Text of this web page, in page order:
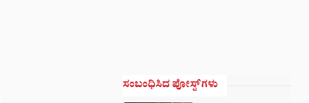
ಸಂಬಂಧಿಸಿದ ಪೋಸ್ಟ್‌ಗಳು